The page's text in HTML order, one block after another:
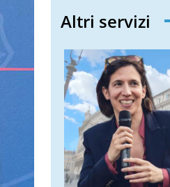
Altri servizi